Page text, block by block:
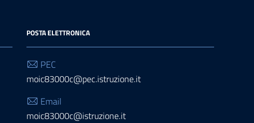
POSTA ELETTRONICA
PEC
moic83000c@pec.istruzione.it
Email
moic83000c@istruzione.it